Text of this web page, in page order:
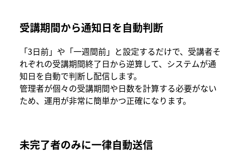
受講期間から通知日を自動判断
「3日前」や「一週間前」と設定するだけで、受講者そ
れぞれの受講期間終了日から逆算して、システムが通
知日を自動で判断し配信します。
管理者が個々の受講期間や日数を計算する必要がない
ため、運用が非常に簡単かつ正確になります。
未完了者のみに一律自動送信